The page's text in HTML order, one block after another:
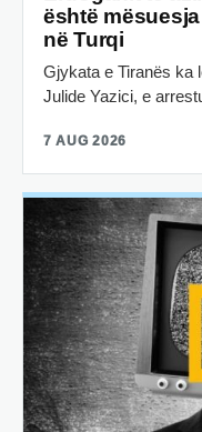
është
në Turqi
Gjykata e Tiranës ka
Julide Yazici, e
7 AUG 2026